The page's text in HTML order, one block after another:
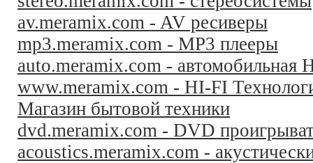
av.meramix.com - AV ресиверы
mp3.meramix.com - MP3 плееры
auto.meramix.com - автомобильная
www.meramix.com - HI-FI
Магазин бытовой техники
dvd.meramix.com - DVD
acoustics.meramix.com -